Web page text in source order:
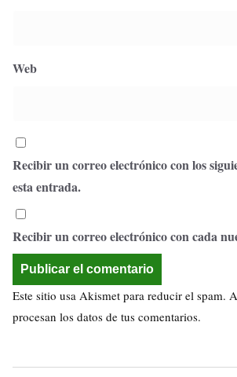
Web
Recibir un correo electrónico con los
esta entrada.
Recibir un correo electrónico con cada
Este sitio usa Akismet para reducir el spam.
procesan los datos de tus comentarios.